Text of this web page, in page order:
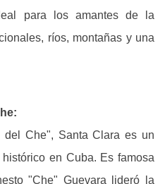
para los amantes de la
ríos, montañas y una
Che", Santa Clara es un
en Cuba. Es famosa
"Che" Guevara lideró la